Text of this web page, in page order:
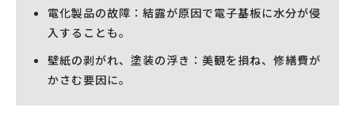
電化製品の故障：結露が原因で電子基板に水分が侵
入することも。
壁紙の剥がれ、塗装の浮き：美観を損ね、修繕費が
かさむ要因に。